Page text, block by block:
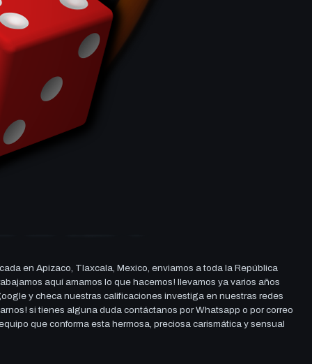
en Apizaco, Tlaxcala, Mexico, enviamos a toda la República
aquí amamos lo que hacemos! llevamos ya varios años
y checa nuestras calificaciones investiga en nuestras redes
si tienes alguna duda contáctanos por Whatsapp o por correo
que conforma esta hermosa, preciosa carismática y sensual